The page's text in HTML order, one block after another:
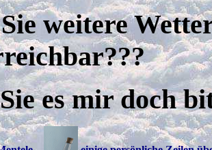
weitere
es mir doch